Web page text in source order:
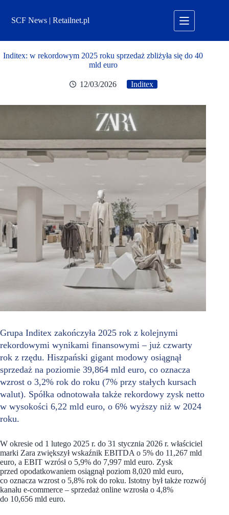
treściSCF News | Retailnet.pl
Inditex: w rekordowym 2025 roku sprzedaż zbliżyła się do 40
mld euro
12/03/2026 Inditex
Grupa Inditex zakończyła 2025 rok z kolejnymi
rekordowymi wynikami finansowymi – już czwarty
rok z rzędu. Hiszpański gigant modowy osiągnął
sprzedaż na poziomie 39,864 mld euro, co oznacza
wzrost o 3,2% rok do roku (7% przy stałych kursach
walut). Spółka odnotowała także rekordowy zysk netto
w wysokości 6,22 mld euro, o 6% wyższy niż w 2024
roku.
W okresie od 1 lutego 2025 r. do 31 stycznia 2026 r. właściciel
marki Zara zwiększył wskaźnik EBITDA o 5% do 11,267 mld
euro, a EBIT wzrósł o 5,9% do 7,997 mld euro. Zysk
przed opodatkowaniem osiągnął poziom 8,020 mld euro,
co oznacza wzrost o 5,8% rok do roku. Istotny był także rozwój
kanału e-commerce – sprzedaż online wzrosła o 4,8%
do 10,656 mld euro.